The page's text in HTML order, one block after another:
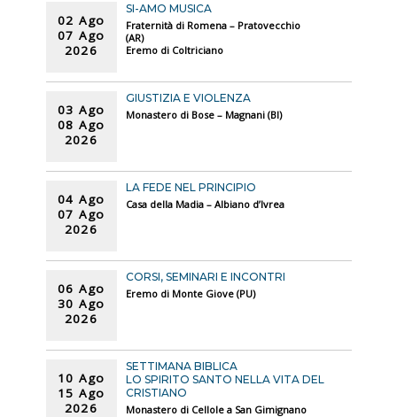
02 Ago
07 Ago
2026
SI-AMO MUSICA
Fraternità di Romena – Pratovecchio
(AR)
Eremo di Coltriciano
03 Ago
08 Ago
2026
GIUSTIZIA E VIOLENZA
Monastero di Bose – Magnani (BI)
04 Ago
07 Ago
2026
LA FEDE NEL PRINCIPIO
Casa della Madia – Albiano d’Ivrea
06 Ago
30 Ago
2026
CORSI, SEMINARI E INCONTRI
Eremo di Monte Giove (PU)
10 Ago
15 Ago
2026
SETTIMANA BIBLICA
LO SPIRITO SANTO NELLA VITA DEL
CRISTIANO
Monastero di Cellole a San Gimignano